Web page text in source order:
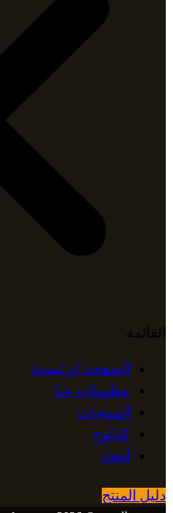
القائمة
الصفحة الرئيسية
معلومات عنا
المنتجات
كتالوج
اتصل
دليل المنتج